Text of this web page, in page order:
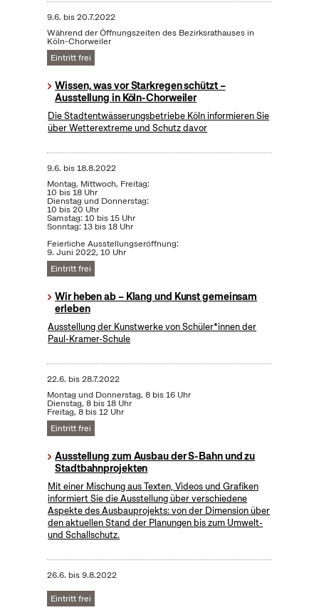
9.6. bis20.7.2022
Während der Öffnungszeiten des Bezirksrathauses in
Köln-Chorweiler
Eintritt frei
Wissen, was vor Starkregen schützt –
Ausstellung in Köln-Chorweiler
Die Stadtentwässerungsbetriebe Köln informieren Sie
über Wetterextreme und Schutz davor
9.6. bis18.8.2022
Montag, Mittwoch, Freitag:
10 bis 18 Uhr
Dienstag und Donnerstag:
10 bis 20 Uhr
Samstag: 10 bis 15 Uhr
Sonntag: 13 bis 18 Uhr
Feierliche Ausstellungseröffnung:
9. Juni 2022, 10 Uhr
Eintritt frei
Wir heben ab – Klang und Kunst gemeinsam
erleben
Ausstellung der Kunstwerke von Schüler*innen der
Paul-Kramer-Schule
22.6. bis28.7.2022
Montag und Donnerstag, 8 bis 16 Uhr
Dienstag, 8 bis 18 Uhr
Freitag, 8 bis 12 Uhr
Eintritt frei
Ausstellung zum Ausbau der S-Bahn und zu
Stadtbahnprojekten
Mit einer Mischung aus Texten, Videos und Grafiken
informiert Sie die Ausstellung über verschiedene
Aspekte des Ausbauprojekts: von der Dimension über
den aktuellen Stand der Planungen bis zum Umwelt-
und Schallschutz.
26.6. bis9.8.2022
Eintritt frei